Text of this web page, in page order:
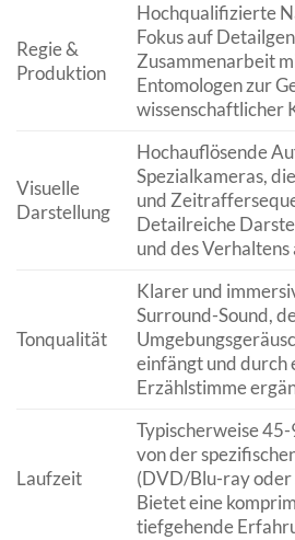
Regie &
Produktion
Hochqualifizierte
Fokus auf
Zusammenarbeit
Entomologen zur
wissenschaftlicher
Visuelle
Darstellung
Hochauflösende
Spezialkameras,
und
Detailreiche
und des
Tonqualität
Klarer und
Surround-Sound,
einfängt und durch
Erzählstimme
Laufzeit
Typischerweise
von der
(DVD/Blu-ray
Bietet eine
tiefgehende